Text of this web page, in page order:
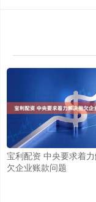
宝利配资 中央要求着
欠企业账款问题